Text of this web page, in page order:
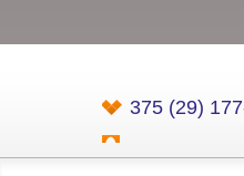
375 (29)